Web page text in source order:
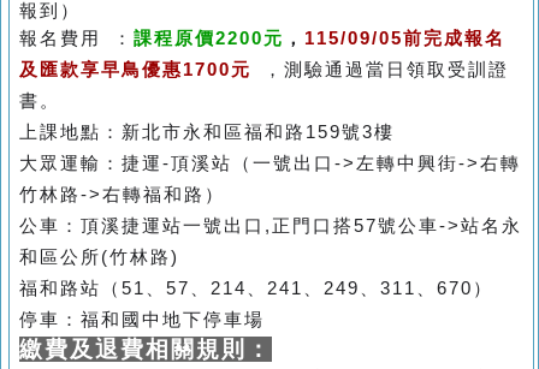
報到）
報名費用 ： 課程原價2200元 ， 115/09/05前完成報名
及匯款享早鳥優惠1700元
，測驗通過當日領取受訓證
書。
上課地點：新北市永和區福和路159號3樓
大眾運輸：捷運-頂溪站（一號出口->左轉中興街->右轉
竹林路->右轉福和路）
公車： 頂溪捷運站一號出口, 正門口搭57號公車->站名 永
和區公所(竹林路)
福和路站（51、57、214、241、249、311、670）
停車：福和國中地下停車場
繳費及退費相關規則：